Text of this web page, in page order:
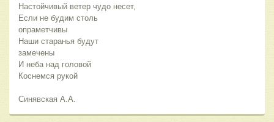
Настойчивый ветер чудо несет,
Если не будим столь
опраметчивы
Наши старанья будут
замечены
И неба над головой
Коснемся рукой
Синявская А.А.